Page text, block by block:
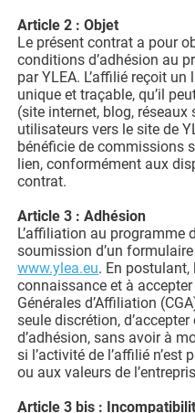
Article 2 : Objet
Le présent contrat a pour
conditions d’adhésion au
par YLEA. L’affilié reçoit
unique et traçable, qu’il
(site internet, blog,
utilisateurs vers le site de
bénéficie de commissions
lien, conformément aux
contrat.
Article 3 : Adhésion
L’affiliation au programme
soumission d’un
www.ylea.eu. En postulant,
connaissance et à
Générales d’Affiliation
seule discrétion,
d’adhésion, sans avoir à
si l’activité de l’affilié n’est
ou aux valeurs de
Article 3 bis :